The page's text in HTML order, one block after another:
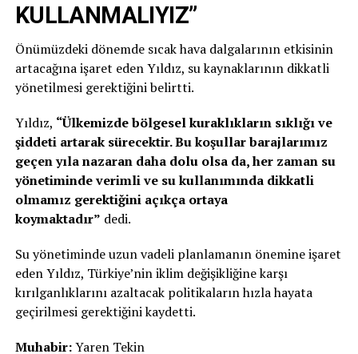
KULLANMALIYIZ”
Önümüzdeki dönemde sıcak hava dalgalarının etkisinin
artacağına işaret eden Yıldız, su kaynaklarının dikkatli
yönetilmesi gerektiğini belirtti.
Yıldız, “Ülkemizde bölgesel kuraklıkların sıklığı ve
şiddeti artarak sürecektir. Bu koşullar barajlarımız
geçen yıla nazaran daha dolu olsa da, her zaman su
yönetiminde verimli ve su kullanımında dikkatli
olmamız gerektiğini açıkça ortaya
koymaktadır” dedi.
Su yönetiminde uzun vadeli planlamanın önemine işaret
eden Yıldız, Türkiye’nin iklim değişikliğine karşı
kırılganlıklarını azaltacak politikaların hızla hayata
geçirilmesi gerektiğini kaydetti.
Muhabir:Yaren Tekin